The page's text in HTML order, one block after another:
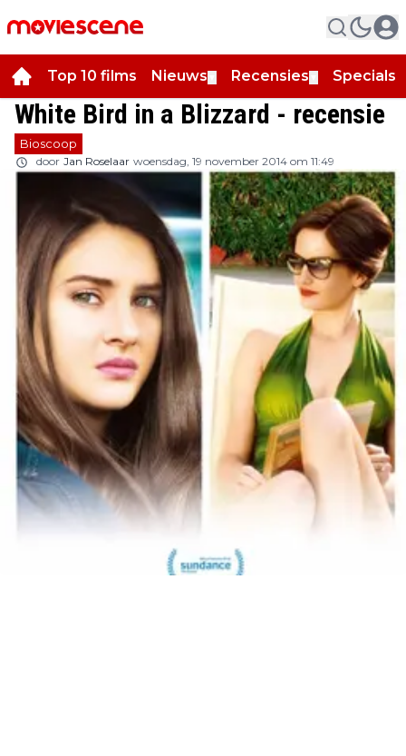
Top 10 films Nieuws Recensies Specials
White Bird in a Blizzard - recensie
Bioscoop
door Jan Roselaar woensdag, 19 november 2014 om 11:49